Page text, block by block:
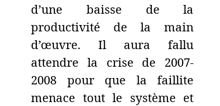
d’une baisse de la
productivité de la main
d’œuvre. Il aura fallu
attendre la crise de 2007-
2008 pour que la faillite
menace tout le système et